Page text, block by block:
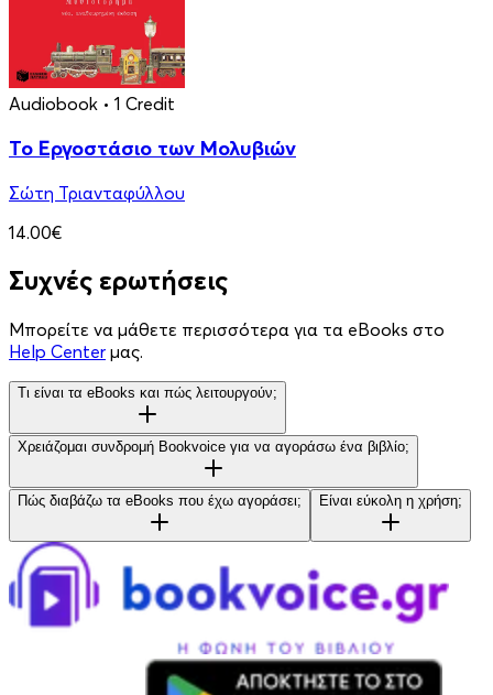
Audiobook • 1 Credit
Το Εργοστάσιο των Μολυβιών
Σώτη Τριανταφύλλου
14.00€
Συχνές ερωτήσεις
Μπορείτε να μάθετε περισσότερα για τα eBooks στο
Help Center μας.
Τι είναι τα eBooks και πώς λειτουργούν;
Χρειάζομαι συνδρομή Bookvoice για να αγοράσω ένα βιβλίο;
Πώς διαβάζω τα eBooks που έχω αγοράσει; Είναι εύκολη η χρήση;